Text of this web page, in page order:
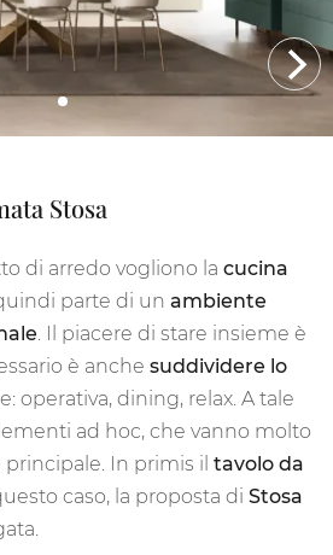
Stosa
di arredo vogliono la cucina
parte di un ambiente
. Il piacere di stare insieme è
è anche suddividere lo
operativa, dining, relax. A tale
ad hoc, che vanno molto
In primis il tavolo da
caso, la proposta di Stosa